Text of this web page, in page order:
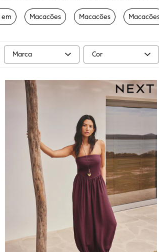
calçado perfeito para cada ocasião,
em Macacões Macacões
Marca Cor